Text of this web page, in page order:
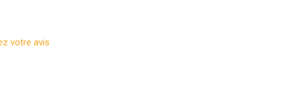
votre avis